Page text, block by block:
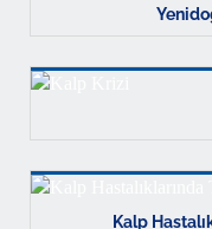
Kalp